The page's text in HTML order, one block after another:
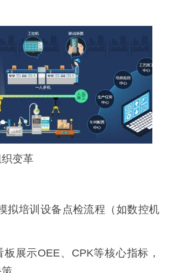
变革
拟培训设备点检流程（如数控机
展示OEE、CPK等核心指标，